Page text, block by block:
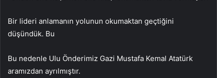
Bir lideri anlamanın yolunun okumaktan geçtiğini
düşündük. Bu
Bu nedenle Ulu Önderimiz Gazi Mustafa Kemal Atatürk
aramızdan ayrılmıştır.